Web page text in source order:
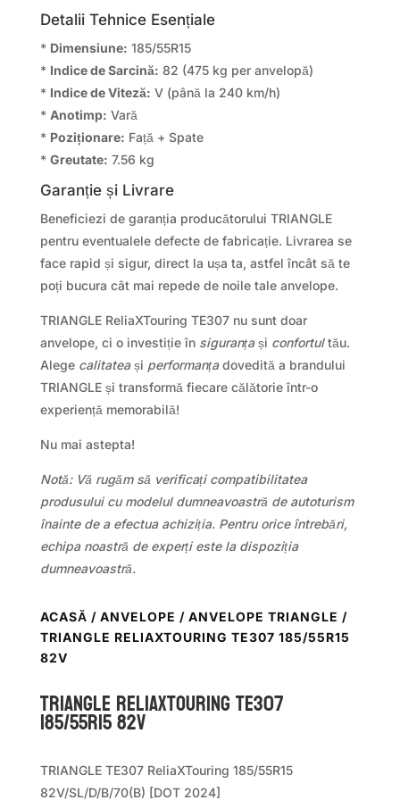
Detalii Tehnice Esențiale
* Dimensiune: 185/55R15
* Indice de Sarcină: 82 (475 kg per anvelopă)
* Indice de Viteză: V (până la 240 km/h)
* Anotimp: Vară
* Poziționare: Față + Spate
* Greutate: 7.56 kg
Garanție și Livrare
Beneficiezi de garanția producătorului TRIANGLE
pentru eventualele defecte de fabricație. Livrarea se
face rapid și sigur, direct la ușa ta, astfel încât să te
poți bucura cât mai repede de noile tale anvelope.
TRIANGLE ReliaXTouring TE307 nu sunt doar
anvelope, ci o investiție în siguranțași confortultău.
Alege calitateași performanțadovedită a brandului
TRIANGLE și transformă fiecare călătorie într-o
experiență memorabilă!
Nu mai astepta!
Notă: Vă rugăm să verificați compatibilitatea
produsului cu modelul dumneavoastră de autoturism
înainte de a efectua achiziția. Pentru orice întrebări,
echipa noastră de experți este la dispoziția
dumneavoastră.
ACASĂ / ANVELOPE / ANVELOPE TRIANGLE /
TRIANGLE RELIAXTOURING TE307 185/55R15
82V
TRIANGLE RELIAXTOURING TE307
185/55R15 82V
TRIANGLE TE307 ReliaXTouring 185/55R15
82V/SL/D/B/70(B) [DOT 2024]